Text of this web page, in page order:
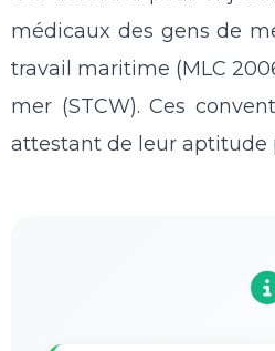
médicaux des gens de
travail maritime (MLC
mer (STCW). Ces
attestant de leur aptitude